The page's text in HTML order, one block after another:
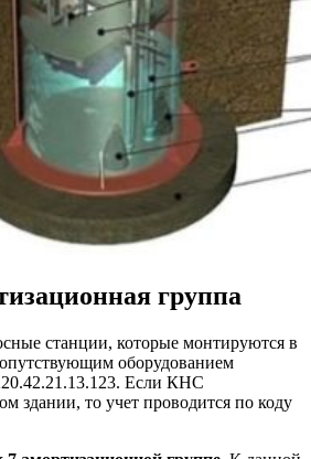
группа
станции, которые монтируются в
оборудованием
Если КНС
здании, то учет проводится по коду